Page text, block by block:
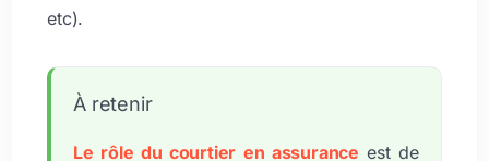
etc).
À retenir
Le rôle du courtier en assurance est de